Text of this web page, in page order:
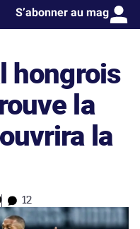
S’abonner au mag
hongrois
la
la
12